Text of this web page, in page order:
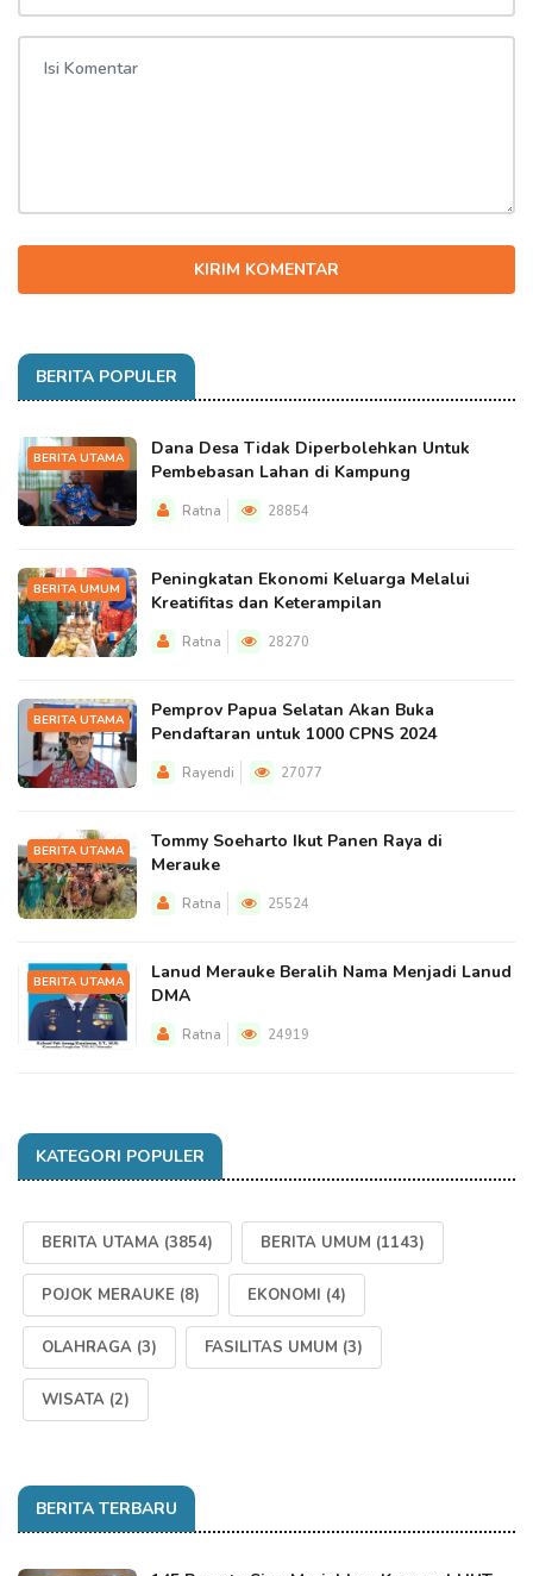
KIRIM KOMENTAR
BERITA POPULER
BERITA UTAMA
Dana Desa Tidak Diperbolehkan Untuk
Pembebasan Lahan di Kampung
Ratna 28854
BERITA UMUM
Peningkatan Ekonomi Keluarga Melalui
Kreatifitas dan Keterampilan
Ratna 28270
BERITA UTAMA
Pemprov Papua Selatan Akan Buka
Pendaftaran untuk 1000 CPNS 2024
Rayendi 27077
BERITA UTAMA
Tommy Soeharto Ikut Panen Raya di
Merauke
Ratna 25524
BERITA UTAMA
Lanud Merauke Beralih Nama Menjadi Lanud
DMA
Ratna 24919
KATEGORI POPULER
BERITA UTAMA (3854) BERITA UMUM (1143)
POJOK MERAUKE (8) EKONOMI (4)
OLAHRAGA (3) FASILITAS UMUM (3)
WISATA (2)
BERITA TERBARU